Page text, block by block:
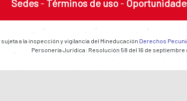
Sedes - Términos de uso -
a la inspección y vigilancia del Mineducación Derechos
Personería Jurídica: Resolución 58 del 16 de septiembre